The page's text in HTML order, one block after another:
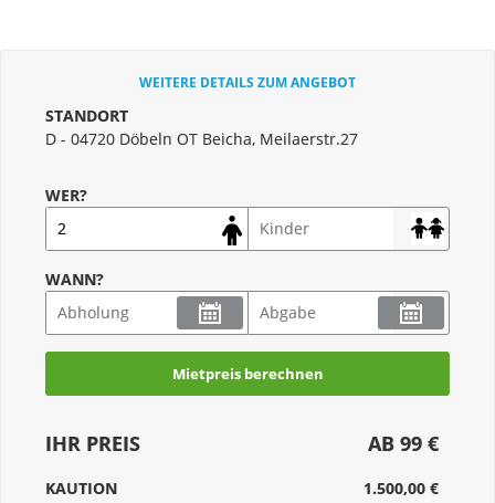
WEITERE DETAILS ZUM ANGEBOT
STANDORT
D - 04720 Döbeln OT Beicha, Meilaerstr.27
WER?
WANN?
Mietpreis berechnen
IHR PREIS AB 99 €
KAUTION
1.500,00 €